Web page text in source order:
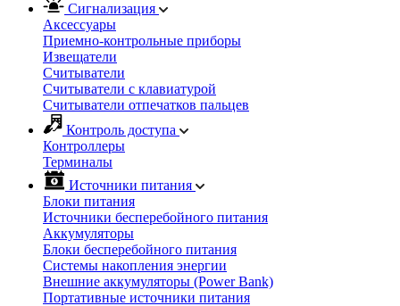
Сигнализация
Аксессуары
Приемно-контрольные приборы
Извещатели
Считыватели
Cчитыватели с клавиатурой
Cчитыватели отпечатков пальцев
Контроль доступа
Контроллеры
Терминалы
Источники питания
Блоки питания
Источники бесперебойного питания
Аккумуляторы
Блоки бесперебойного питания
Системы накопления энергии
Внешние аккумуляторы (Power Bank)
Портативные источники питания